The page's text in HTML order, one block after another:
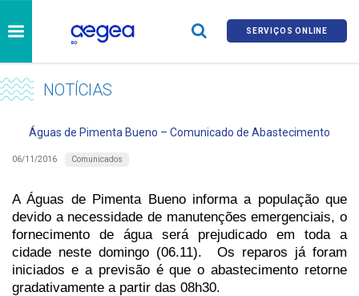
SERVIÇOS ONLINE
NOTÍCIAS
Águas de Pimenta Bueno – Comunicado de Abastecimento
06/11/2016 Comunicados
A Águas de Pimenta Bueno informa a população que
devido a necessidade de manutenções emergenciais, o
fornecimento de água será prejudicado em toda a
cidade neste domingo (06.11). Os reparos já foram
iniciados e a previsão é que o abastecimento retorne
gradativamente a partir das 08h30.